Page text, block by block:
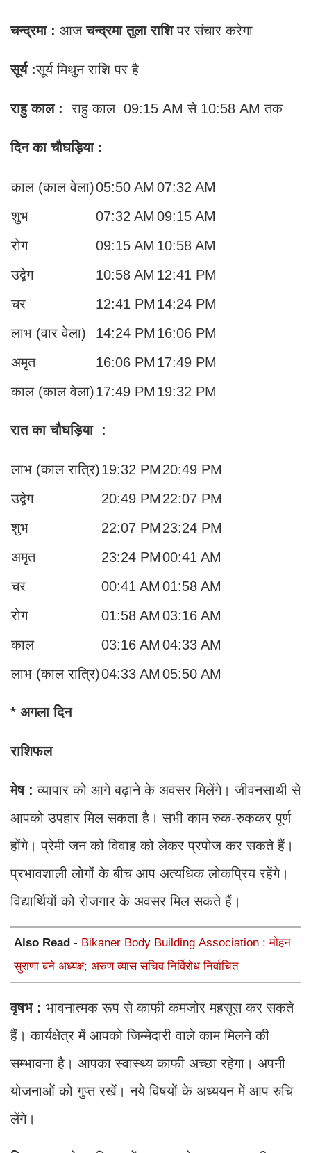
चन्द्रमा : आजचन्द्रमा तुला राशिपर संचार करेगा
सूर्य :सूर्य मिथुन राशि पर है
राहु काल :राहु काल 09:15 AM से 10:58 AM तक
दिन का चौघड़िया :
काल (काल वेला)05:50 AM 07:32 AM
शुभ
07:32 AM 09:15 AM
रोग
09:15 AM 10:58 AM
उद्बेग
10:58 AM 12:41 PM
चर
12:41 PM 14:24 PM
लाभ (वार वेला)
14:24 PM 16:06 PM
अमृत
16:06 PM 17:49 PM
काल (काल वेला)17:49 PM 19:32 PM
रात का चौघड़िया :
लाभ (काल रात्रि)19:32 PM 20:49 PM
उद्बेग
20:49 PM 22:07 PM
शुभ
22:07 PM 23:24 PM
अमृत
23:24 PM00:41 AM
चर
00:41 AM 01:58 AM
रोग
01:58 AM 03:16 AM
काल
03:16 AM 04:33 AM
लाभ (काल रात्रि)04:33 AM 05:50 AM
* अगला दिन
राशिफल
मेष :व्यापार को आगे बढ़ाने के अवसर मिलेंगे। जीवनसाथी से
आपको उपहार मिल सकता है। सभी काम रुक-रुककर पूर्ण
होंगे। प्रेमी जन को विवाह को लेकर प्रपोज कर सकते हैं।
प्रभावशाली लोगों के बीच आप अत्यधिक लोकप्रिय रहेंगे।
विद्यार्थियों को रोजगार के अवसर मिल सकते हैं।
Also Read - Bikaner Body Building Association : मोहन
सुराणा बने अध्यक्ष; अरुण व्यास सचिव निर्विरोध निर्वाचित
वृषभ : भावनात्मक रूप से काफी कमजोर महसूस कर सकते
हैं। कार्यक्षेत्र में आपको जिम्मेदारी वाले काम मिलने की
सम्भावना है। आपका स्वास्थ्य काफी अच्छा रहेगा। अपनी
योजनाओं को गुप्त रखें। नये विषयों के अध्ययन में आप रुचि
लेंगे।